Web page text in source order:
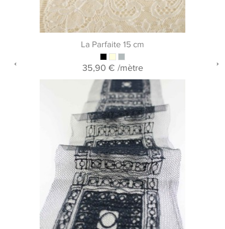
La Parfaite 15 cm
35,90 € /mètre